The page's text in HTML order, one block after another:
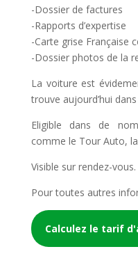
-Dossier de factures
-Rapports d’expertise
-Carte grise Française
-Dossier photos de la
La voiture est
trouve aujourd’hui
Eligible dans de
comme le Tour Auto,
Visible sur rendez-vous.
Pour toutes autres
Calculez le tarif